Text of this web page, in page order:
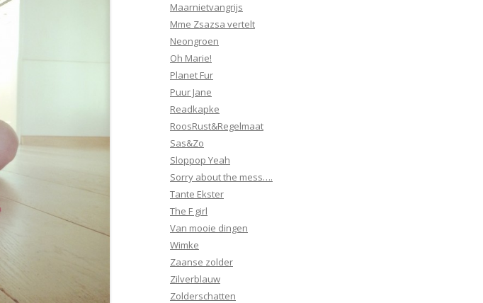
Maarnietvangrijs
Mme Zsazsa vertelt
Neongroen
Oh Marie!
Planet Fur
Puur Jane
Readkapke
RoosRust&Regelmaat
Sas&Zo
Sloppop Yeah
Sorry about the mess….
Tante Ekster
The F girl
Van mooie dingen
Wimke
Zaanse zolder
Zilverblauw
Zolderschatten